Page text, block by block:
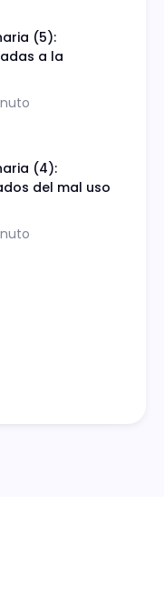
(5):
a la
(4):
del mal uso